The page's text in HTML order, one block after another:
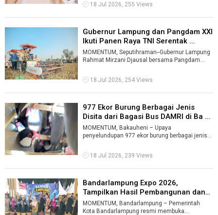
18 Jul 2026, 255 Views
Gubernur Lampung dan Pangdam XXI
Ikuti Panen Raya TNI Serentak ...
MOMENTUM, Seputihraman--Gubernur Lampung
Rahmat Mirzani Djausal bersama Pangdam
18 Jul 2026, 254 Views
977 Ekor Burung Berbagai Jenis
Disita dari Bagasi Bus DAMRI di Ba ...
MOMENTUM, Bakauheni – Upaya
penyelundupan 977 ekor burung berbagai jenis
Bakauheni, ...
18 Jul 2026, 239 Views
Bandarlampung Expo 2026,
Tampilkan Hasil Pembangunan dan
Potensi ...
MOMENTUM, Bandarlampung – Pemerintah
Kota Bandarlampung resmi membuka